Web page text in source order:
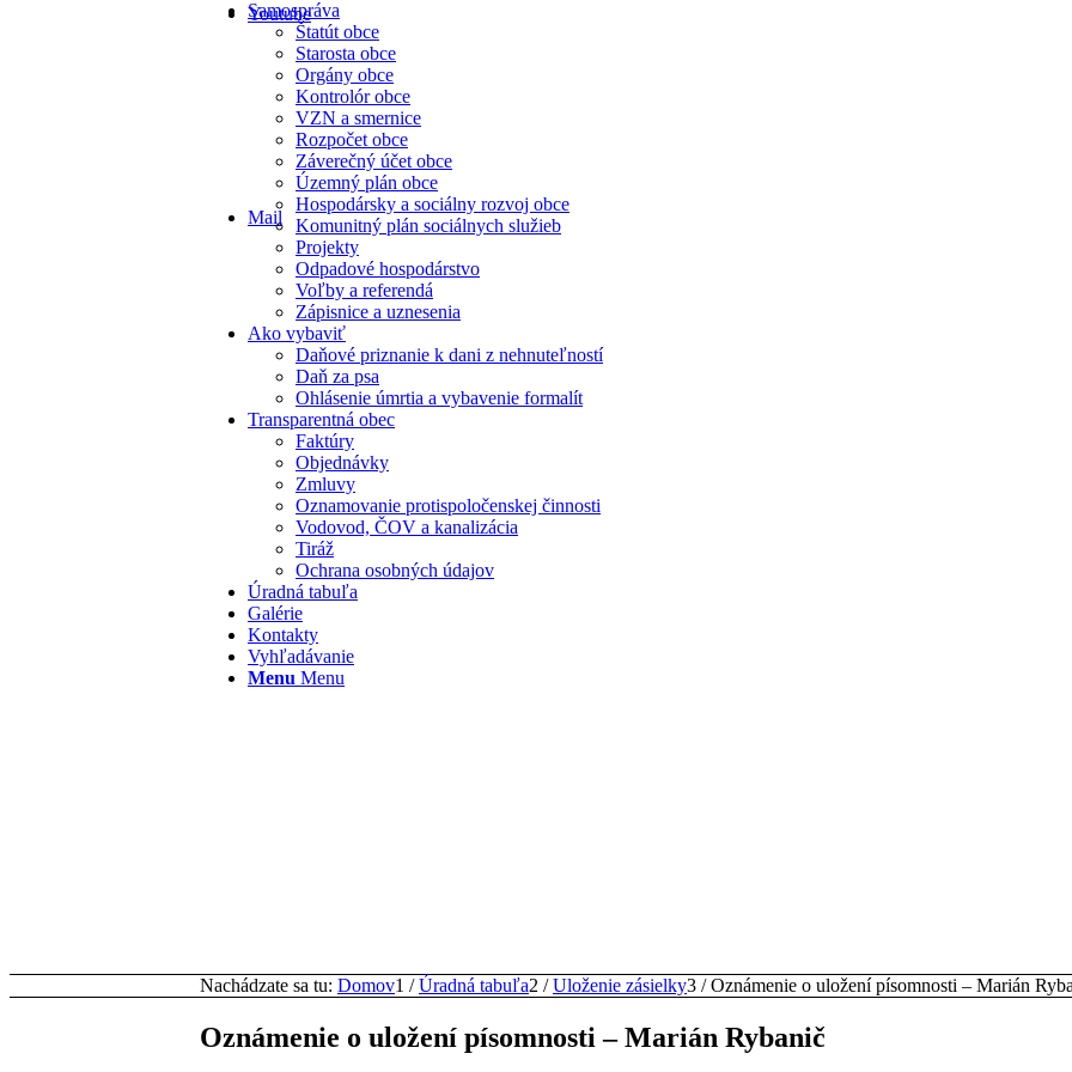
Youtube
Mail
Samospráva
Štatút obce
Starosta obce
Orgány obce
Kontrolór obce
VZN a smernice
Rozpočet obce
Záverečný účet obce
Územný plán obce
Hospodársky a sociálny rozvoj obce
Komunitný plán sociálnych služieb
Projekty
Odpadové hospodárstvo
Voľby a referendá
Zápisnice a uznesenia
Ako vybaviť
Daňové priznanie k dani z nehnuteľností
Daň za psa
Ohlásenie úmrtia a vybavenie formalít
Transparentná obec
Faktúry
Objednávky
Zmluvy
Oznamovanie protispoločenskej činnosti
Vodovod, ČOV a kanalizácia
Tiráž
Ochrana osobných údajov
Úradná tabuľa
Galérie
Kontakty
Vyhľadávanie
Menu Menu
Nachádzate sa tu: Domov1 / Úradná tabuľa2 / Uloženie zásielky3 / Oznámenie o uložení písomnosti – Marián
Oznámenie o uložení písomnosti – Marián Rybanič